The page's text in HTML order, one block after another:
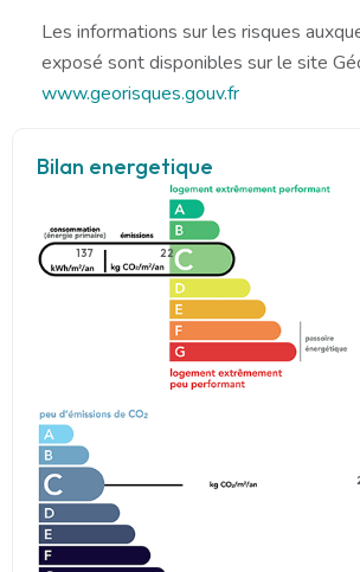
Les informations sur les risques
exposé sont disponibles sur le site
www.georisques.gouv.fr
Bilan energetique
137 22